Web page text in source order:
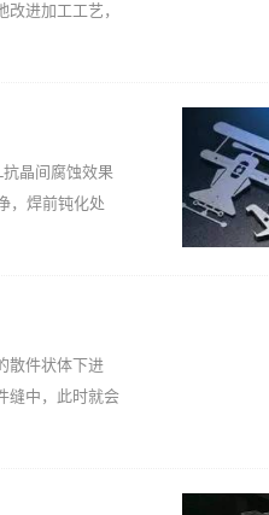
进加工工艺，
晶间腐蚀效果
，焊前钝化处
散件状体下进
缝中，此时就会